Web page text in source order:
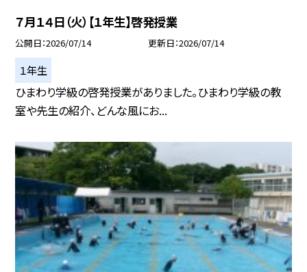
７月１４日（火）【１年生】啓発授業
公開日 2026/07/14 更新日 2026/07/14
１年生
ひまわり学級の啓発授業がありました。ひまわり学級の教
室や先生の紹介、どんな風にお...